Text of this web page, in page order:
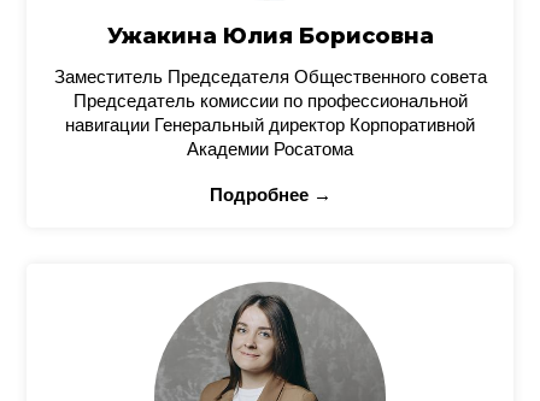
Ужакина Юлия Борисовна
Заместитель Председателя Общественного совета
Председатель комиссии по профессиональной
навигации Генеральный директор Корпоративной
Академии Росатома
Подробнее →